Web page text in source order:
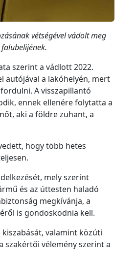
vétségével vádolt meg
szerint a vádlott 2022.
autójával a lakóhelyén, mert
A visszapillantó
ennek ellenére folytatta a
aki a földre zuhant, a
hogy több hetes
mely szerint
és az úttesten haladó
megkívánja, a
is gondoskodnia kell.
valamint közúti
szakértői vélemény szerint a